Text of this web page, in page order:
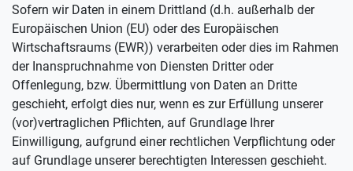
Sofern wir Daten in einem Drittland (d.h. außerhalb der
Europäischen Union (EU) oder des Europäischen
Wirtschaftsraums (EWR)) verarbeiten oder dies im Rahmen
der Inanspruchnahme von Diensten Dritter oder
Offenlegung, bzw. Übermittlung von Daten an Dritte
geschieht, erfolgt dies nur, wenn es zur Erfüllung unserer
(vor)vertraglichen Pflichten, auf Grundlage Ihrer
Einwilligung, aufgrund einer rechtlichen Verpflichtung oder
auf Grundlage unserer berechtigten Interessen geschieht.